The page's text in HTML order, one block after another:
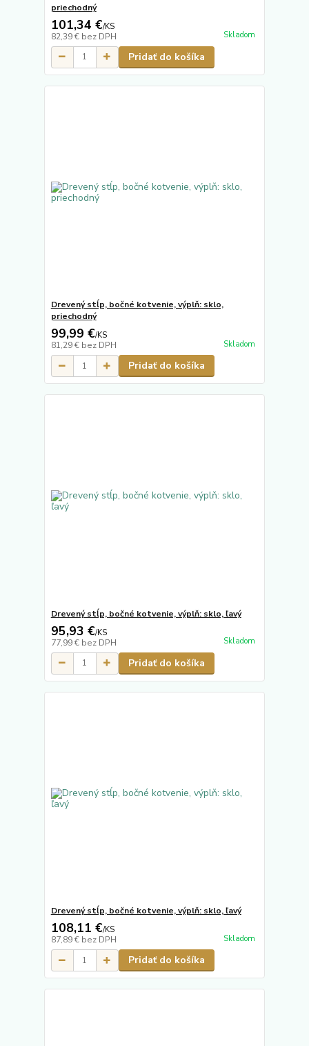
priechodný
101,34 €/KS
82,39 € bez DPH Skladom
Pridať do košíka
Drevený stĺp, bočné kotvenie, výplň: sklo,
priechodný
99,99 €/KS
81,29 € bez DPH Skladom
Pridať do košíka
Drevený stĺp, bočné kotvenie, výplň: sklo, ľavý
95,93 €/KS
77,99 € bez DPH Skladom
Pridať do košíka
Drevený stĺp, bočné kotvenie, výplň: sklo, ľavý
108,11 €/KS
87,89 € bez DPH Skladom
Pridať do košíka